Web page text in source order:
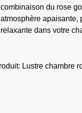
combinaison du rose
atmosphère apaisante,
relaxante dans votre